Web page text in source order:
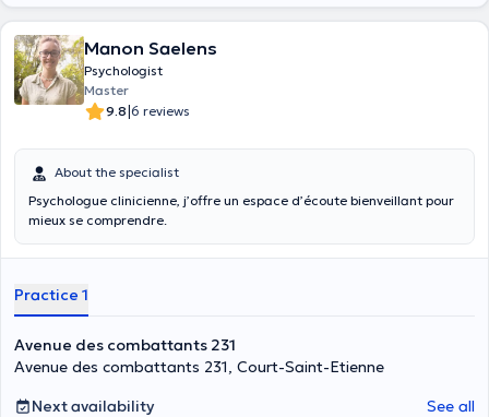
Manon Saelens
Psychologist
Master
9.8|6 reviews
About the specialist
Psychologue clinicienne, j’offre un espace d’écoute bienveillant pour
mieux se comprendre.
Practice 1
Avenue des combattants 231
Avenue des combattants 231, Court-Saint-Etienne
Next availability
See all